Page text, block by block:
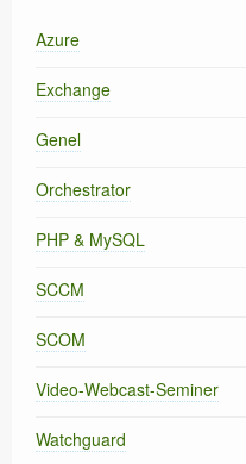
Azure
Exchange
Genel
Orchestrator
PHP & MySQL
SCCM
SCOM
Video-Webcast-Seminer
Watchguard